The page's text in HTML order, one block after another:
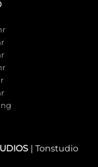
| Tonstudio